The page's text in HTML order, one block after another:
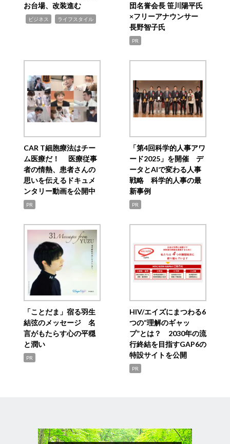
お台場、改装進む
ビジネス ライフスタイル
団名誉会長 笹川陽平氏
×フリーアナウンサー
長野智子氏
PR
CAR T細胞療法はチー
ム医療だ！ 医療従事
者の情熱、患者さんの
思いを伝えるドキュメ
ンタリー動画を公開中
PR
「第4回科学的人事アワ
ード2025」を開催 デ
ータとAIで変わる人事
戦略 科学的人事の最
新事例
PR
「ことだま」宿る羽生
結弦のメッセージ 名
言がもたらす心の平穏
と潤い
PR
HIV/エイズにまつわる6
つの“理解のギャッ
プ”とは？ 2030年の流
行終結を目指すGAP6の
特設サイトを公開
PR